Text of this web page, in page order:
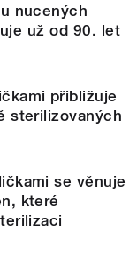
nucených
už od 90. let
přibližuje
sterilizovaných
se věnuje
které